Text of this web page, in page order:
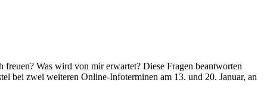
Was wird von mir erwartet? Diese Fragen beantworten
bei zwei weiteren Online-Infoterminen am 13. und 20. Januar, an